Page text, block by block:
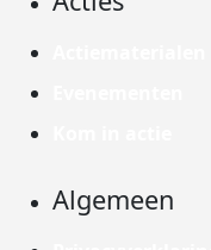
Algemeen